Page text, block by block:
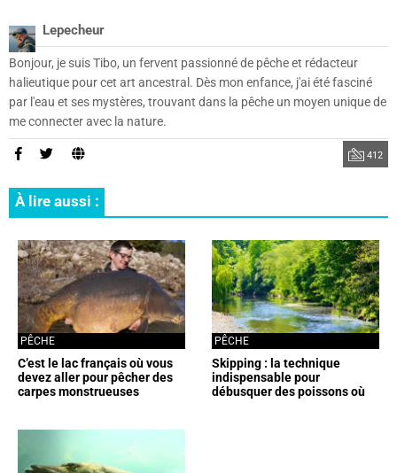
Lepecheur
Bonjour, je suis Tibo, un fervent passionné de pêche et rédacteur
halieutique pour cet art ancestral. Dès mon enfance, j'ai été fasciné
par l'eau et ses mystères, trouvant dans la pêche un moyen unique de
me connecter avec la nature.
412
À lire aussi :
C’est le lac français où vous
devez aller pour pêcher des
carpes monstrueuses
PÊCHE
Skipping : la technique
indispensable pour
débusquer des poissons où
PÊCHE